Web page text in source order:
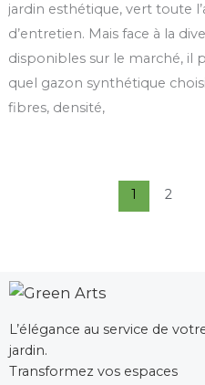
jardin esthétique, vert toute
d’entretien. Mais face à la
disponibles sur le marché, il
quel gazon synthétique
fibres, densité,
1 2
L’élégance au service de
jardin.
Transformez vos espaces